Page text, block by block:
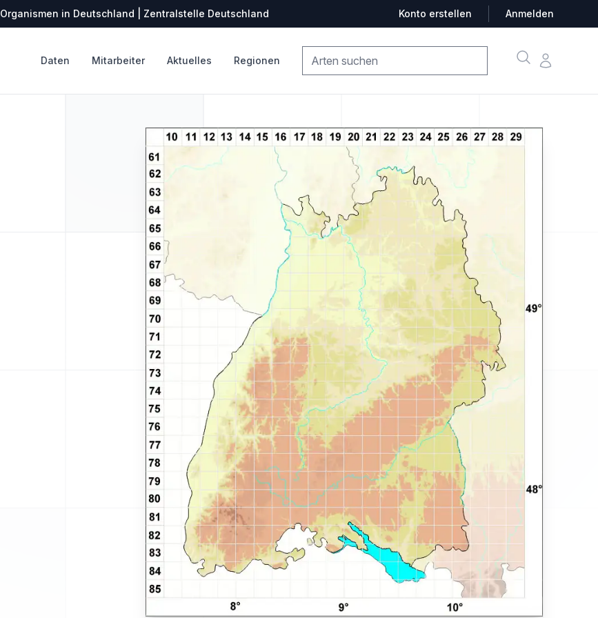
Organismen in Deutschland | Zentralstelle Deutschland Konto erstellen Anmelden
Daten Mitarbeiter Aktuelles Regionen SucheKonto